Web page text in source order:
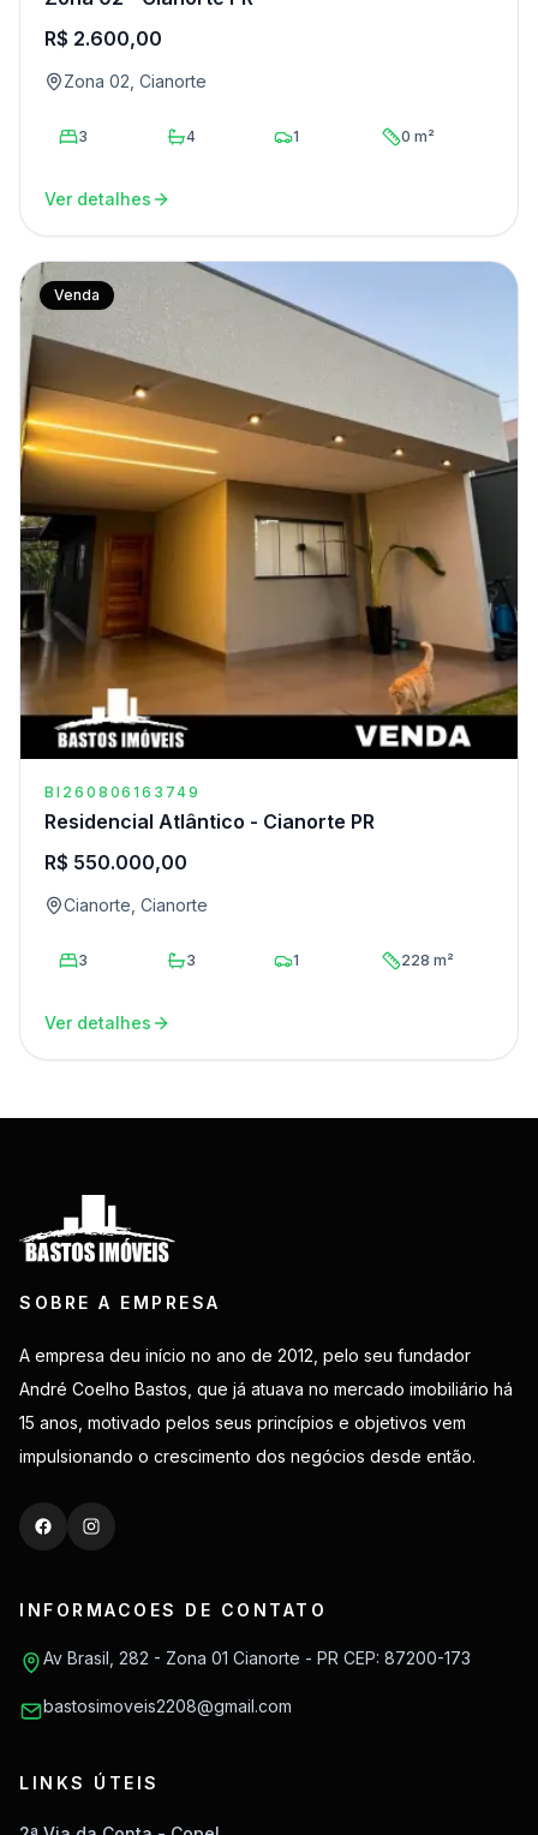
R$ 2.600,00
Zona 02, Cianorte
3 4 1 0 m²
Ver detalhes
Venda
BI260806163749
Residencial Atlântico - Cianorte PR
R$ 550.000,00
Cianorte, Cianorte
3 3 1 228 m²
Ver detalhes
SOBRE A EMPRESA
A empresa deu início no ano de 2012, pelo seu fundador
André Coelho Bastos, que já atuava no mercado imobiliário há
15 anos, motivado pelos seus princípios e objetivos vem
impulsionando o crescimento dos negócios desde então.
INFORMACOES DE CONTATO
Av Brasil, 282 - Zona 01 Cianorte - PR CEP: 87200-173
bastosimoveis2208@gmail.com
LINKS ÚTEIS